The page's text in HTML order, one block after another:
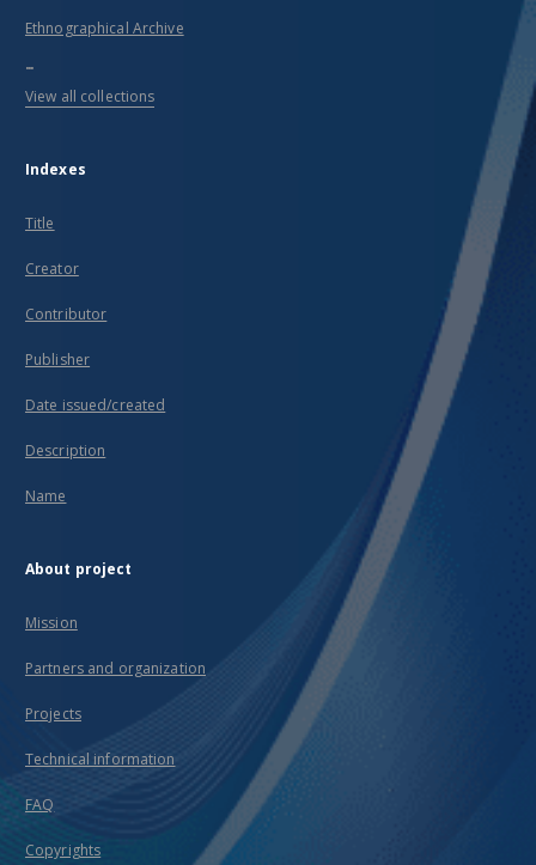
Ethnographical Archive
...
View all collections
Indexes
Title
Creator
Contributor
Publisher
Date issued/created
Description
Name
About project
Mission
Partners and organization
Projects
Technical information
FAQ
Copyrights